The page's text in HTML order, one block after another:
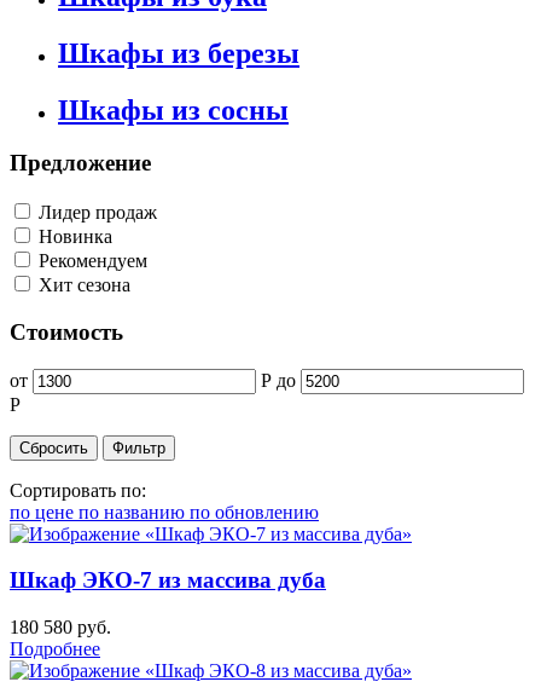
Шкафы из березы
Шкафы из сосны
Предложение
Лидер продаж
Новинка
Рекомендуем
Хит сезона
Стоимость
от Р до
Р
Сортировать по:
по цене по названию по обновлению
Шкаф ЭКО-7 из массива дуба
180 580 руб.
Подробнее